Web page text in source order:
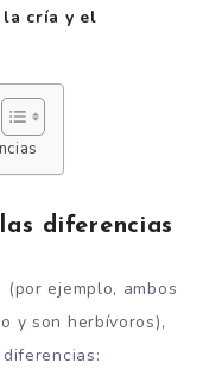
la cría y el
diferencias
ejemplo, ambos
y son herbívoros),